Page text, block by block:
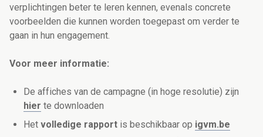
verplichtingen beter te leren kennen, evenals concrete
voorbeelden die kunnen worden toegepast om verder te
gaan in hun engagement.
Voor meer informatie:
De affiches van de campagne (in hoge resolutie) zijn
hier te downloaden
Het volledige rapport is beschikbaar op igvm.be